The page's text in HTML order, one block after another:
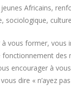
Africains,
sociologique,
vous former, vous
des
encourager à
dire « n’ayez